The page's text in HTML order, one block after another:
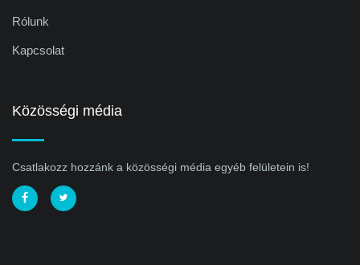
Rólunk
Kapcsolat
Közösségi média
Csatlakozz hozzánk a közösségi média egyéb felületein is!